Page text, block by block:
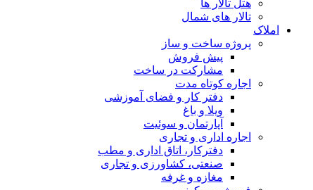
هتل تالار ها
تالار های شمال
املاک
پروژه ساخت و ساز
پیش فروش
مشارکت در ساخت
اجاره کوتاه مدت
دفتر کار و فضای آموزشی
ویلا و باغ
آپارتمان و سوئیت
اجاره اداری و تجاری
دفترکار، اتاق اداری و مطب
صنعتی، کشاورزی و تجاری
مغازه و غرفه